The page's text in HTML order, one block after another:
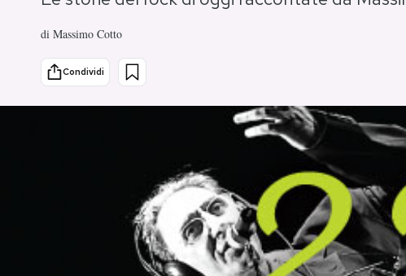
di Massimo Cotto
Condividi